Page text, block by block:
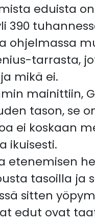
eduista
390
ohjelmassa
tarrasta,
mikä ei.
mainittiin,
tason, se
ei koskaan
ikuisesti.
etenemisen
tasoilla ja
sitten
edut ovat